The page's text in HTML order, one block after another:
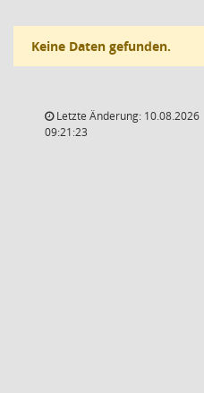
Keine Daten gefunden.
Letzte Änderung: 10.08.2026
09:21:23